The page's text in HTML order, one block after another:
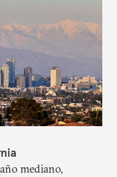
mediano,